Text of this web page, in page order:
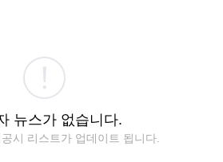
뉴스가 없습니다.
시 리스트가 업데이트 됩니다.